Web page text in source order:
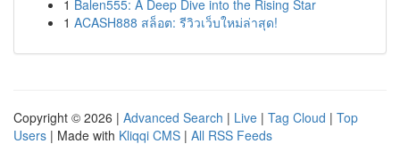
1 Balen555: A Deep Dive into the Rising Star
1 ACASH888 สล็อต: รีวิวเว็บใหม่ล่าสุด!
Copyright © 2026 | Advanced Search | Live | Tag Cloud | Top
Users | Made with Kliqqi CMS | All RSS Feeds